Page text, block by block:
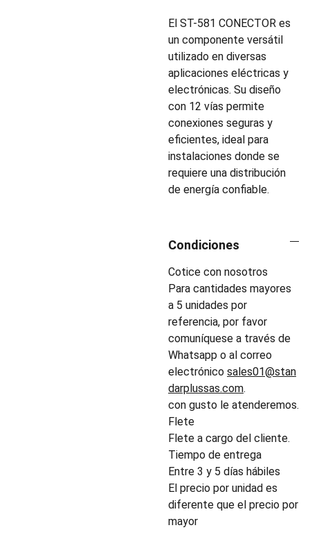
El ST-581 CONECTOR es
un componente versátil
utilizado en diversas
aplicaciones eléctricas y
electrónicas. Su diseño
con 12 vías permite
conexiones seguras y
eficientes, ideal para
instalaciones donde se
requiere una distribución
de energía confiable.
Condiciones
Cotice con nosotros
Para cantidades mayores
a 5 unidades por
referencia, por favor
comuníquese a través de
Whatsapp o al correo
electrónico sales01@stan
darplussas.com.
con gusto le atenderemos.
Flete
Flete a cargo del cliente.
Tiempo de entrega
Entre 3 y 5 días hábiles
El precio por unidad es
diferente que el precio por
mayor